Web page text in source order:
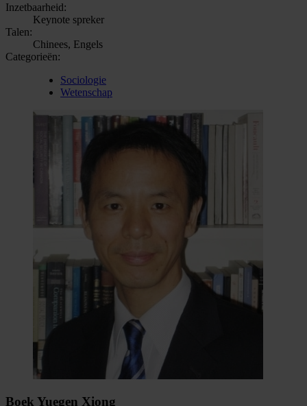
Inzetbaarheid:
Keynote spreker
Talen:
Chinees, Engels
Categorieën:
Sociologie
Wetenschap
Boek Yuegen Xiong